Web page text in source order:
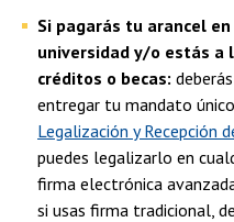
Si pagarás tu arancel
universidad y/o estás a
créditos o becas:
entregar tu mandato
Legalización y Recepción
puedes legalizarlo en
firma electrónica
si usas firma tradicional,